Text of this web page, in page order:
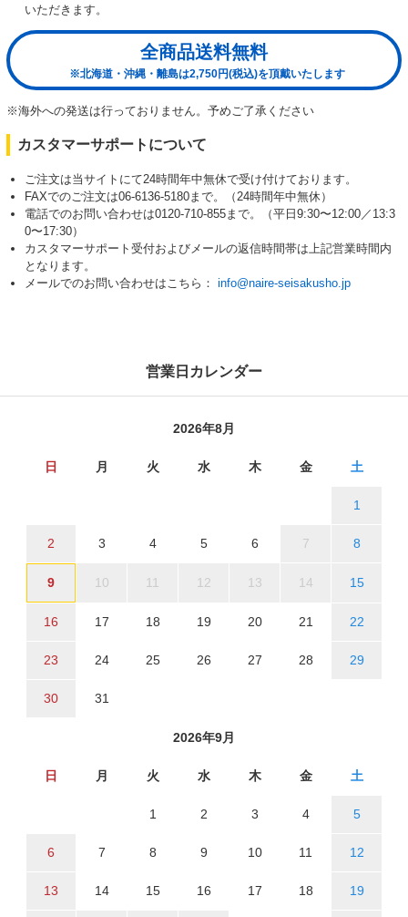
いただきます。
全商品送料無料
※北海道・沖縄・離島は2,750円(税込)を頂戴いたします
※海外への発送は行っておりません。予めご了承ください
カスタマーサポートについて
ご注文は当サイトにて24時間年中無休で受け付けております。
FAXでのご注文は06-6136-5180まで。（24時間年中無休）
電話でのお問い合わせは0120-710-855まで。（平日9:30〜12:00／13:3
0〜17:30）
カスタマーサポート受付およびメールの返信時間帯は上記営業時間内
となります。
メールでのお問い合わせはこちら： info@naire-seisakusho.jp
営業日カレンダー
2026年8月
日 月 火 水 木 金 土
1
2 3 4 5 6 7 8
9 10 11 12 13 14 15
16 17 18 19 20 21 22
23 24 25 26 27 28 29
30 31
2026年9月
日 月 火 水 木 金 土
1 2 3 4 5
6 7 8 9 10 11 12
13 14 15 16 17 18 19